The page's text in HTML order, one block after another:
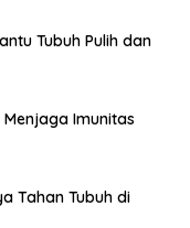
Tubuh Pulih dan
Imunitas
Tahan Tubuh di